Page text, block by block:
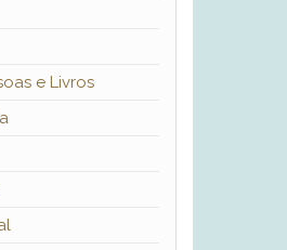
e Livros